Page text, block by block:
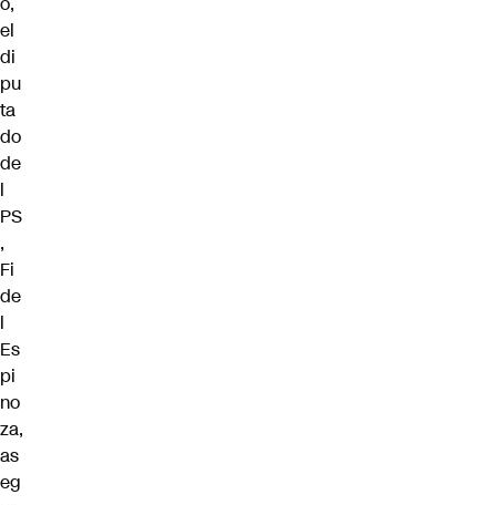
el
di
pu
ta
do
de
l
PS
,
Fi
de
l
Es
pi
no
za,
as
eg